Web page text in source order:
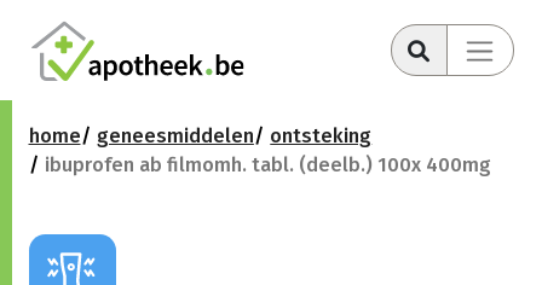
home geneesmiddelen
ontsteking
ibuprofen ab filmomh. tabl. (deelb.) 100x 400mg